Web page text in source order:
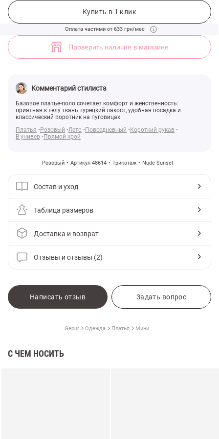
Купить в 1 клик
Оплата частями от 633 грн/мес
Проверить наличие в магазине
Комментарий стилиста
Базовое платье-поло сочетает комфорт и женственность:
приятная к телу ткань турецкий лакост, удобная посадка и
классический воротник на пуговицах
Платья
Розовый Лето Повседневный
Короткий рукав
В универ
Прямой крой
Розовый Артикул 48614 Трикотаж Nude Sunset
Состав и уход
Таблица размеров
Доставка и возврат
Отзывы и отзывы (2)
Написать отзыв Задать вопрос
Gepur Одежда Платья Мини
С ЧЕМ НОСИТЬ
Розовое трикотажное платье-поло мини (арт. 48614) ♡ интернет-